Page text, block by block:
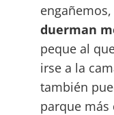
duerman
peque al
irse a la
también
parque más